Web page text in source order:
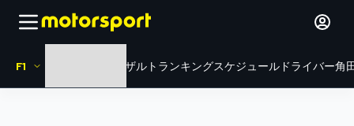
F1 リザルト ランキングスケジュール ドライバー角